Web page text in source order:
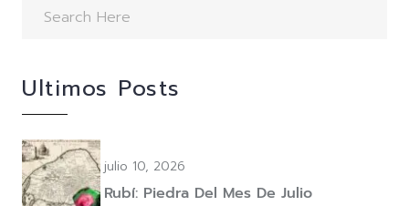
Ultimos Posts
julio 10, 2026
Rubí: Piedra Del Mes De Julio